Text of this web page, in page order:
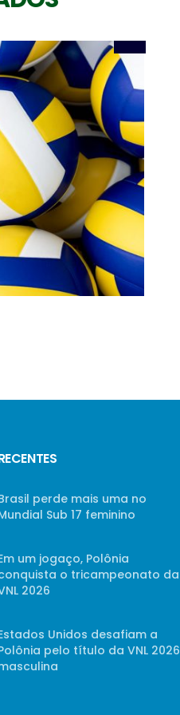
perde mais uma no
Sub 17 feminino
um jogaço, Polônia
o tricampeonato da
2026
Unidos desafiam a
pelo título da VNL 2026